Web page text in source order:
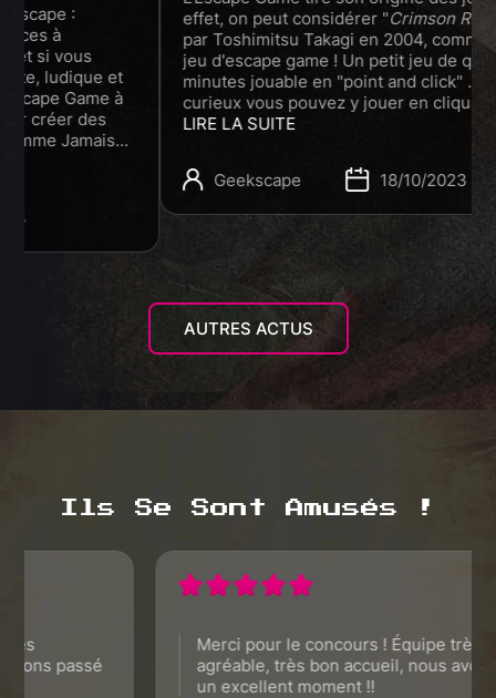
effet, on peut considérer "Crimson Room", créé
par Toshimitsu Takagi en 2004, comme le premier
jeu d'escape game ! Un petit jeu de quelques
minutes jouable en "point and click" . Si vous êtes
curieux vous pouvez y jouer en cliquantICI
LIRE LA SUITE
18/10/2023
AUTRES ACTUS
Ils Se Sont Amusés !
Merci pour le concours ! Équipe très
agréable, très bon accueil, nous avons passé
un excellent moment !!